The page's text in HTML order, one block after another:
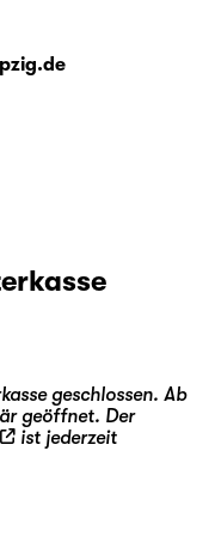
geschlossen. Ab
geöffnet. Der
ist jederzeit